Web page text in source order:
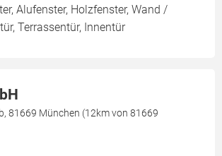
Alufenster, Holzfenster, Wand /
Terrassentür, Innentür
81669 München (12km von 81669